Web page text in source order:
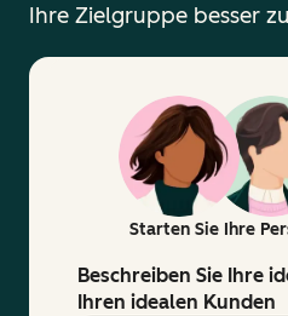
Ihre Zielgruppe besser
Starten Sie Ihre
Beschreiben Sie Ihre
Ihren idealen Kunden